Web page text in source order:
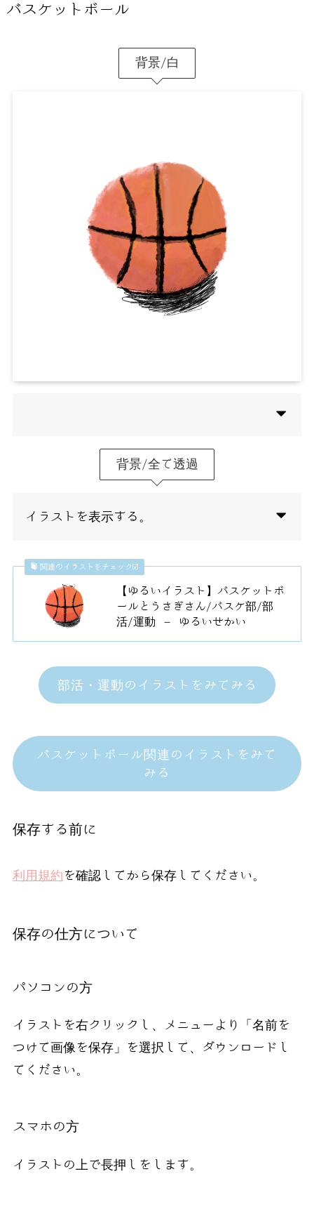
バスケットボール
背景/白
背景/全て透過
イラストを表示する。
関連のイラストをチェック☑️
【ゆるいイラスト】バスケットボ
ールとうさぎさん/バスケ部/部
活/運動 – ゆるいせかい
部活・運動のイラストをみてみる
バスケットボール関連のイラストをみて
みる
保存する前に
利用規約 を確認してから保存してください。
保存の仕方について
パソコンの方
イラストを右クリックし、メニューより「名前を
つけて画像を保存」を選択して、ダウンロードし
てください。
スマホの方
イラストの上で長押しをします。